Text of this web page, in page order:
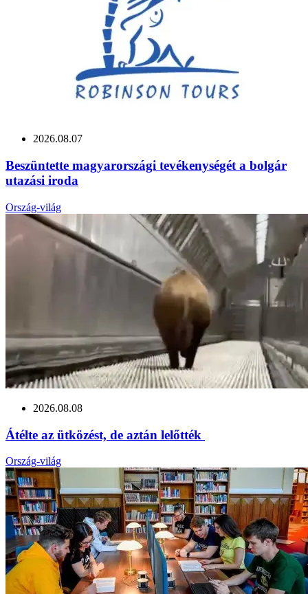
2026.08.07
Beszüntette magyarországi tevékenységét a bolgár
utazási iroda
Ország-világ
2026.08.08
Átélte az ütközést, de aztán lelőtték
Ország-világ